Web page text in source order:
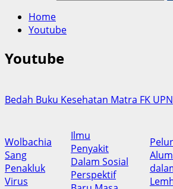
Home
Youtube
Youtube
Bedah Buku Kesehatan Matra FK UPN
Wolbachia
Sang
Penakluk
Virus
Ilmu
Penyakit
Dalam Sosial
Perspektif